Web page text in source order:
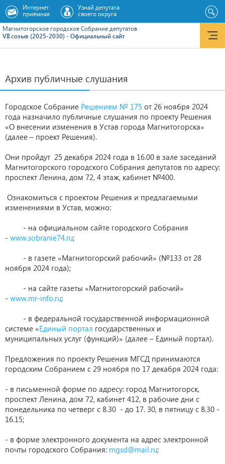
Магнитогорское городское Cобрание депутатов
VII созыв (2025-2030) - Официальный сайт
Интернет
приёмная
Узнай депутата
своего округа
Архив публичные слушания
Городское Собрание Решением № 175 от 26 ноября 2024
года назначило публичные слушания по проекту Решения
«О внесении изменения в Устав города Магнитогорска»
(далее – проект Решения).
Они пройдут 25 декабря 2024 года в 16.00 в зале заседаний
Магнитогорского городского Собрания депутатов по адресу:
проспект Ленина, дом 72, 4 этаж, кабинет №400.
Ознакомиться с проектом Решения и предлагаемыми
изменениями в Устав, можно:
- на официальном сайте городского Собрания
- www.sobranie74.ru;
- в газете «Магнитогорский рабочий» (№133 от 28
ноября 2024 года);
- на сайте газеты «Магнитогорский рабочий»
- www.mr-info.ru;
- в федеральной государственной информационной
системе «Единый портал государственных и
муниципальных услуг (функций)» (далее – Единый портал).
Предложения по проекту Решения МГСД принимаются
городским Собранием с 29 ноября по 17 декабря 2024 года:
- в письменной форме по адресу: город Магнитогорск,
проспект Ленина, дом 72, кабинет 412, в рабочие дни с
понедельника по четверг с 8.30 - до 17. 30, в пятницу с 8.30 -
16.15;
- в форме электронного документа на адрес электронной
почты городского Собрания: mgsd@mail.ru;